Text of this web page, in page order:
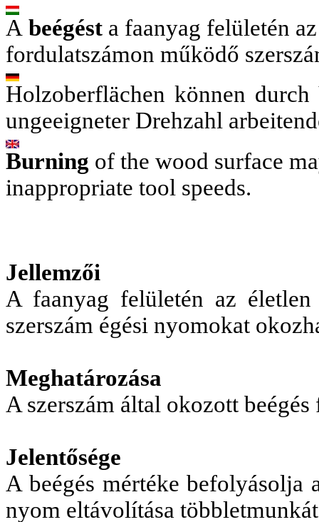
A beégést a faanyag felületén
fordulatszámon működő
Holzoberflächen können
ungeeigneter Drehzahl
Burning of the wood surface
inappropriate tool speeds.
Jellemzői
A faanyag felületén az
szerszám égési nyomokat
Meghatározása
A szerszám által okozott
Jelentősége
A beégés mértéke befolyásolja
nyom eltávolítása